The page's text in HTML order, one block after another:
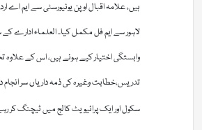
ہیں، علامہ اقبال اوپن یونیورسٹی سے ایم اے
لاہور سے ایم فل مکمل کیا۔ العلماء ادارے
وابستگی اختیار کیے ہوئے ہیں، اس کے علاوہ
تدریس،خطابت وغیرہ کی ذمہ داریاں سر
سکول اور ایک پرائیویٹ کالج میں ٹیچنگ کر